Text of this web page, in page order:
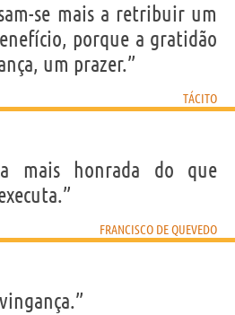
se mais a retribuir um
porque a gratidão
um prazer.”
TÁCITO
mais honrada do que
FRANCISCO DE QUEVEDO